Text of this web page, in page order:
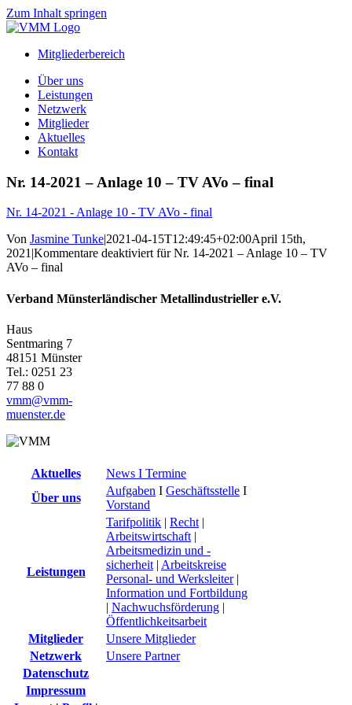
Zum Inhalt springen
Mitgliederbereich
Über uns
Leistungen
Netzwerk
Mitglieder
Aktuelles
Kontakt
Nr. 14-2021 – Anlage 10 – TV AVo – final
Nr. 14-2021 - Anlage 10 - TV AVo - final
Von Jasmine Tunke|2021-04-15T12:49:45+02:00April 15th,
2021|Kommentare deaktiviertfür Nr. 14-2021 – Anlage 10 – TV
AVo – final
Verband Münsterländischer Metallindustrieller e.V.
Haus
Sentmaring 7
48151 Münster
Tel.: 0251 23
77 88 0
vmm@vmm-
muenster.de
Aktuelles
News I Termine
Über uns
Aufgaben I Geschäftsstelle I
Vorstand
Leistungen
Tarifpolitik | Recht |
Arbeitswirtschaft |
Arbeitsmedizin und -
sicherheit | Arbeitskreise
Personal- und Werksleiter|
Information und Fortbildung
| Nachwuchsförderung |
Öffentlichkeitsarbeit
Mitglieder
Unsere Mitglieder
Netzwerk
Unsere Partner
Datenschutz
Impressum